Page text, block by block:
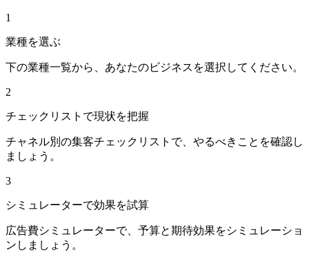
1
業種を選ぶ
下の業種一覧から、あなたのビジネスを選択してください。
2
チェックリストで現状を把握
チャネル別の集客チェックリストで、やるべきことを確認し
ましょう。
3
シミュレーターで効果を試算
広告費シミュレーターで、予算と期待効果をシミュレーショ
ンしましょう。